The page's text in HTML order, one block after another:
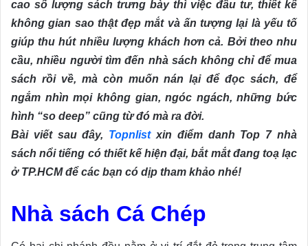
cao số lượng sách trưng bày thì việc đầu tư, thiết kế
không gian sao thật đẹp mắt và ấn tượng lại là yếu tố
giúp thu hút nhiều lượng khách hơn cả. Bởi theo nhu
cầu, nhiều người tìm đến nhà sách không chỉ để mua
sách rồi về, mà còn muốn nán lại để đọc sách, để
ngắm nhìn mọi không gian, ngóc ngách, những bức
hình “so deep” cũng từ đó mà ra đời.
Bài viết sau đây, Topnlistxin điểm danh Top 7 nhà
sách nổi tiếng có thiết kế hiện đại, bắt mắt đang toạ lạc
ở TP.HCM để các bạn có dịp tham khảo nhé!
Nhà sách Cá Chép